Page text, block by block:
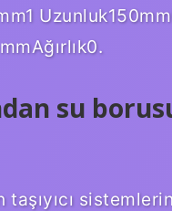
su
taşıyıcı